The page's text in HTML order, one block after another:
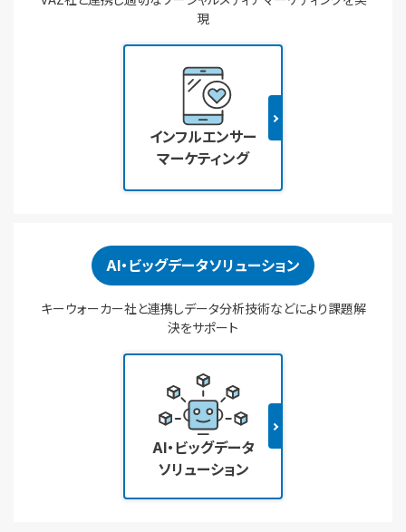
現
インフルエンサー
マーケティング
AI・ビッグデータソリューション
キーウォーカー社と連携しデータ分析技術などにより課題解
決をサポート
AI・ビッグデータ
ソリューション